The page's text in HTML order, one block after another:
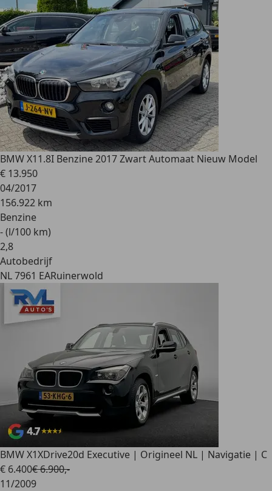
BMW X11.8I Benzine 2017 Zwart Automaat Nieuw Model
€ 13.950
04/2017
156.922 km
Benzine
- (l/100 km)
2,8
Autobedrijf
NL 7961 EARuinerwold
BMW X1XDrive20d Executive | Origineel NL | Navigatie | C
€ 6.400€ 6.900,-
11/2009